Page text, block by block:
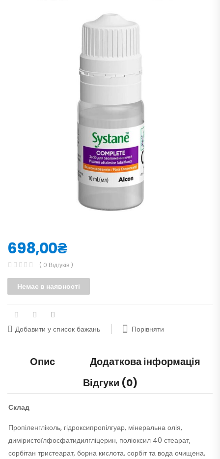
698,00₴
( 0 Відгуків )
Немає в наявності
Добавити у список бажань Порівняти
Опис
Додаткова інформація
Відгуки (0)
Склад
Пропіленгліколь, гідроксипропілгуар, мінеральна олія,
диміристоїлфосфатидилгліцерин, поліоксил 40 стеарат,
сорбітан тристеарат, борна кислота, сорбіт та вода очищена,